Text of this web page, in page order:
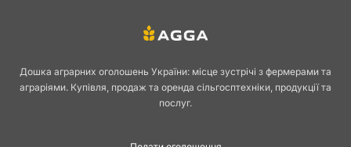
Дошка аграрних оголошень України: місце зустрічі з фермерами та
аграріями. Купівля, продаж та оренда сільгосптехніки, продукції та
послуг.